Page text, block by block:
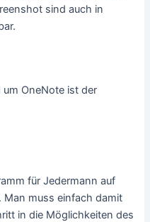
sind auch in
um OneNote ist der
für Jedermann auf
Man muss einfach damit
in die Möglichkeiten des